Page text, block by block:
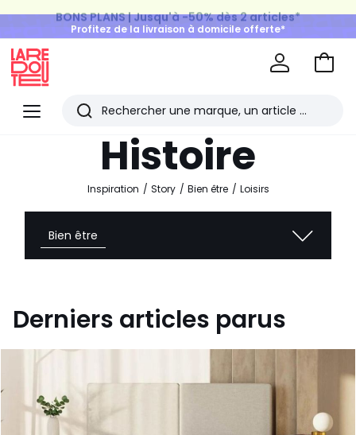
Profitez de la livraison à domicile offerte*
sur tous vos achats Mode & Maison
Menu
Redoute
Rechercher
derniers
articles
consultés
Aller
Histoire
Inspiration Story Bien être Loisirs
Bien être
Derniers articles parus